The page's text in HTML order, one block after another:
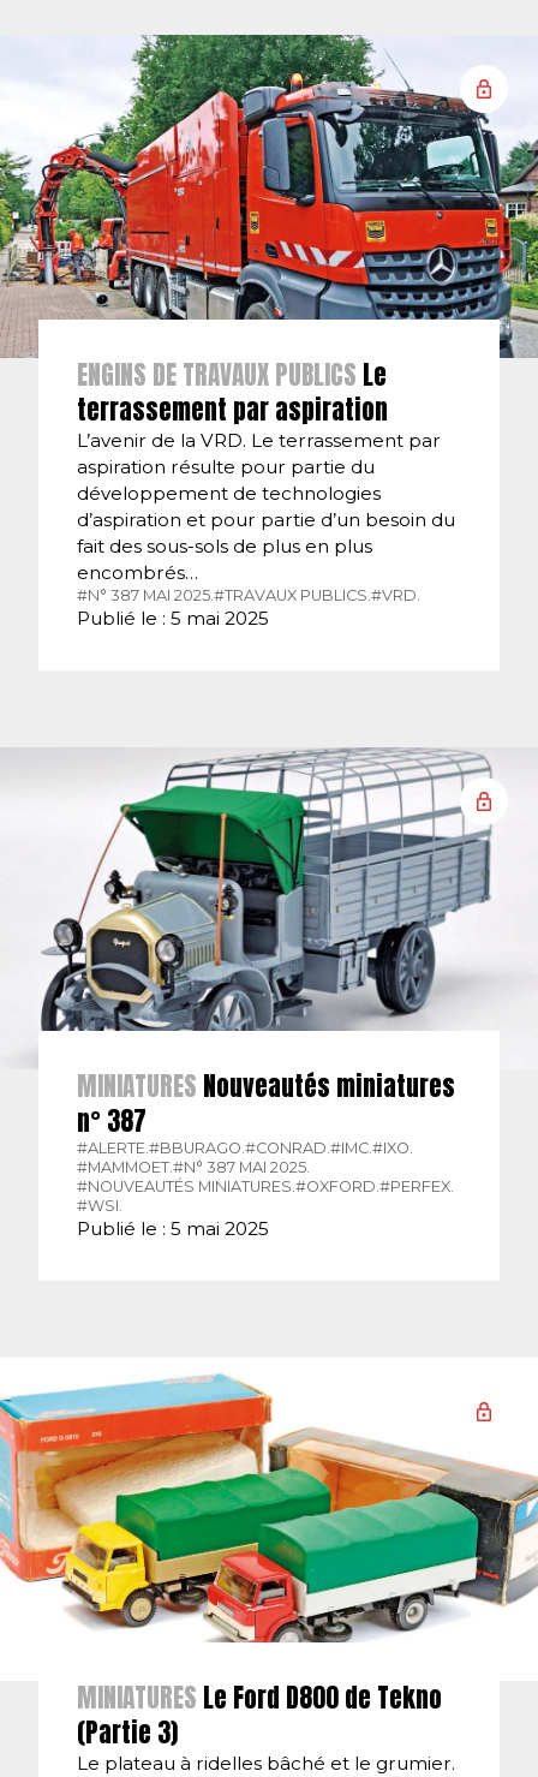
ENGINS DE TRAVAUX PUBLICS Le
terrassement par aspiration
L’avenir de la VRD. Le terrassement par
aspiration résulte pour partie du
développement de technologies
d’aspiration et pour partie d’un besoin du
fait des sous-sols de plus en plus
encombrés…
#N° 387 MAI 2025. #TRAVAUX PUBLICS. #VRD.
Publié le : 5 mai 2025
MINIATURES Nouveautés miniatures
n° 387
#ALERTE.#BBURAGO.#CONRAD.#IMC.#IXO.
#MAMMOET.#N° 387 MAI 2025.
#NOUVEAUTÉS MINIATURES.#OXFORD.#PERFEX.
#WSI.
Publié le : 5 mai 2025
MINIATURES Le Ford D800 de Tekno
(Partie 3)
Le plateau à ridelles bâché et le grumier.